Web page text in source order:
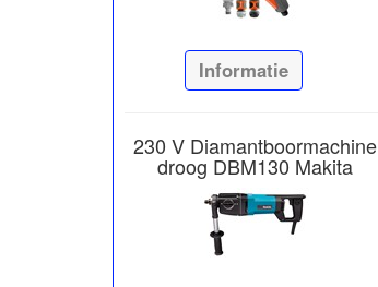
Informatie
230 V Diamantboormachine
droog DBM130 Makita